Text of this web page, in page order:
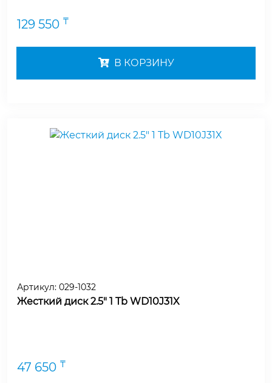
129 550 ₸
В КОРЗИНУ
Артикул: 029-1032
Жесткий диск 2.5" 1 Tb WD10J31X
47 650 ₸